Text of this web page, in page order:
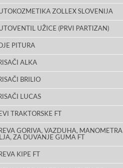
ZOLLEX SLOVENIJA
UŽICE (PRVI PARTIZAN)
PITURA
ALKA
BRILIO
LUCAS
TRAKTORSKE FT
GORIVA, VAZDUHA, MANOMETRA
ZA DUVANJE GUMA FT
KIPE FT